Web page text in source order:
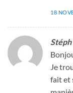
18
Je
fait et